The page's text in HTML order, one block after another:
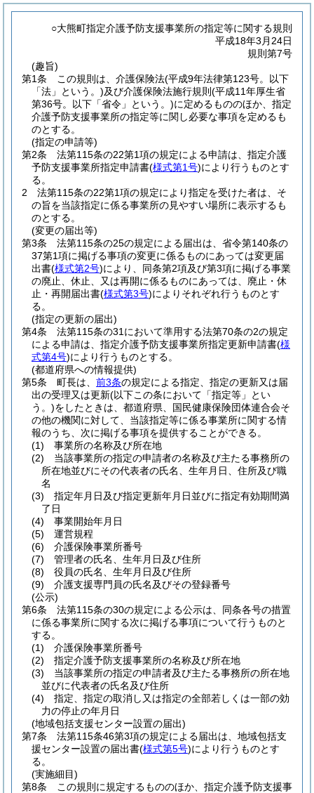
○大熊町指定介護予防支援事業所の指定等に関する規則
平成18年3月24日
規則第7号
(趣旨)
第1条
この規則は、介護保険法(平成9年法律第123号。以下
「法」という。)及び介護保険法施行規則 (平成11年厚生省
第36号。以下「省令」という。)に定めるもののほか、指定
介護予防支援事業所の指定等に関し必要な事項を定めるも
のとする。
(指定の申請等)
第2条
法第115条の22第1項の規定による申請は、指定介護
予防支援事業所指定申請書(様式第1号)により行うものとす
る。
2
法第115条の22第1項の規定により指定を受けた者は、そ
の旨を当該指定に係る事業所の見やすい場所に表示するも
のとする。
(変更の届出等)
第3条
法第115条の25の規定による届出は、省令第140条の
37第1項に掲げる事項の変更に係るものにあっては変更届
出書(様式第2号)により、同条第2項及び第3項に掲げる事業
の廃止、休止、又は再開に係るものにあっては、廃止・休
止・再開届出書(様式第3号)によりそれぞれ行うものとす
る。
(指定の更新の届出)
第4条
法第115条の31において準用する法第70条の2の規定
による申請は、指定介護予防支援事業所指定更新申請書(様
式第4号)により行うものとする。
(都道府県への情報提供)
第5条
町長は、 前3条の規定による指定、指定の更新又は届
出の受理又は更新(以下この条において「指定等」とい
う。)をしたときは、都道府県、国民健康保険団体連合会そ
の他の機関に対して、当該指定等に係る事業所に関する情
報のうち、次に掲げる事項を提供することができる。
(1)
事業所の名称及び所在地
(2)
当該事業所の指定の申請者の名称及び主たる事務所の
所在地並びにその代表者の氏名、生年月日、住所及び職
名
(3)
指定年月日及び指定更新年月日並びに指定有効期間満
了日
(4)
事業開始年月日
(5)
運営規程
(6)
介護保険事業所番号
(7)
管理者の氏名、生年月日及び住所
(8)
役員の氏名、生年月日及び住所
(9)
介護支援専門員の氏名及びその登録番号
(公示)
第6条
法第115条の30の規定による公示は、同条各号の措置
に係る事業所に関する次に掲げる事項について行うものと
する。
(1)
介護保険事業所番号
(2)
指定介護予防支援事業所の名称及び所在地
(3)
当該事業所の指定の申請者及び主たる事務所の所在地
並びに代表者の氏名及び住所
(4)
指定、指定の取消し又は指定の全部若しくは一部の効
力の停止の年月日
(地域包括支援センター設置の届出)
第7条
法第115条46第3項の規定による届出は、地域包括支
援センター設置の届出書(様式第5号)により行うものとす
る。
(実施細目)
第8条
この規則に規定するもののほか、指定介護予防支援事